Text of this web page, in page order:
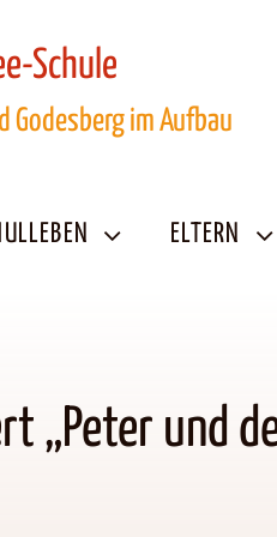
Schule
Godesberg im Aufbau
ELTERN
„Peter und